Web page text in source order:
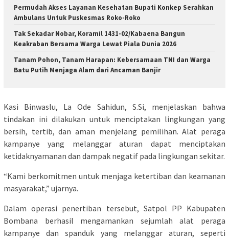
Permudah Akses Layanan Kesehatan Bupati Konkep Serahkan
Ambulans Untuk Puskesmas Roko-Roko
Tak Sekadar Nobar, Koramil 1431-02/Kabaena Bangun
Keakraban Bersama Warga Lewat Piala Dunia 2026
Tanam Pohon, Tanam Harapan: Kebersamaan TNI dan Warga
Batu Putih Menjaga Alam dari Ancaman Banjir
Kasi Binwaslu, La Ode Sahidun, S.Si, menjelaskan bahwa
tindakan ini dilakukan untuk menciptakan lingkungan yang
bersih, tertib, dan aman menjelang pemilihan. Alat peraga
kampanye yang melanggar aturan dapat menciptakan
ketidaknyamanan dan dampak negatif pada lingkungan sekitar.
“Kami berkomitmen untuk menjaga ketertiban dan keamanan
masyarakat,” ujarnya.
Dalam operasi penertiban tersebut, Satpol PP Kabupaten
Bombana berhasil mengamankan sejumlah alat peraga
kampanye dan spanduk yang melanggar aturan, seperti